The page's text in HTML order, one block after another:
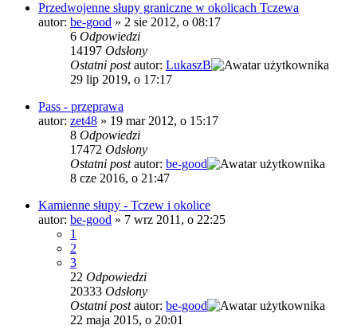
Przedwojenne słupy graniczne w okolicach Tczewa
autor: be-good » 2 sie 2012, o 08:17
6 Odpowiedzi
14197 Odsłony
Ostatni postautor: LukaszB
29 lip 2019, o 17:17
Pass - przeprawa
autor: zet48 » 19 mar 2012, o 15:17
8 Odpowiedzi
17472 Odsłony
Ostatni postautor: be-good
8 cze 2016, o 21:47
Kamienne słupy - Tczew i okolice
autor: be-good » 7 wrz 2011, o 22:25
1
2
3
22 Odpowiedzi
20333 Odsłony
Ostatni postautor: be-good
22 maja 2015, o 20:01